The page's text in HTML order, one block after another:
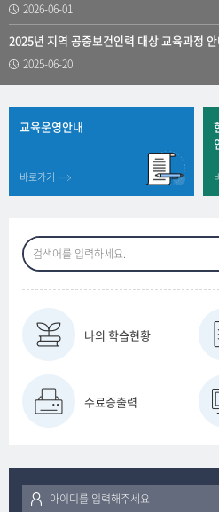
2026-06-01
2025년 지역 공중보건인력 대상 교육과정
2025-06-20
교육운영안내
나의 학습현황
수료증출력